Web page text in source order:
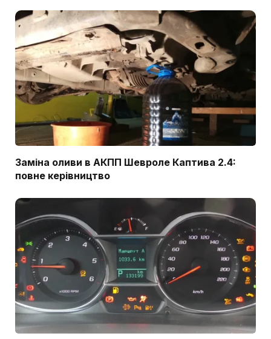
Заміна оливи в АКПП Шевроле Каптива 2.4:
повне керівництво